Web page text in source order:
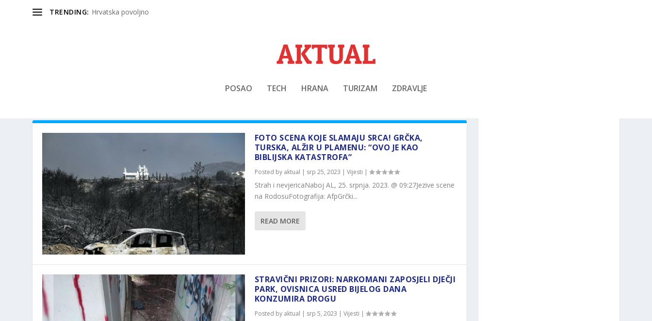
TRENDING: Hrvatska povoljno
POSAO TECH HRANA TURIZAM ZDRAVLJE
FOTO SCENA KOJE SLAMAJU SRCA! GRČKA,
TURSKA, ALŽIR U PLAMENU: “OVO JE KAO
BIBLIJSKA KATASTROFA”
Posted by aktual | srp 25, 2023 | Vijesti |
Strah i nevjericaNaboj AL, 25. srpnja. 2023. @ 09:27Jezive scene
na RodosuFotografija: AfpGrčki...
READ MORE
STRAVIČNI PRIZORI: NARKOMANI ZAPOSJELI DJEČJI
PARK, OVISNICA USRED BIJELOG DANA
KONZUMIRA DROGU
Posted by aktual | srp 5, 2023 | Vijesti |